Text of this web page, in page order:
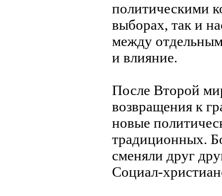
политическими
выборах, так и
между
и влияние.
После Второй
возвращения к
новые
традиционных.
сменяли друг
Социал-